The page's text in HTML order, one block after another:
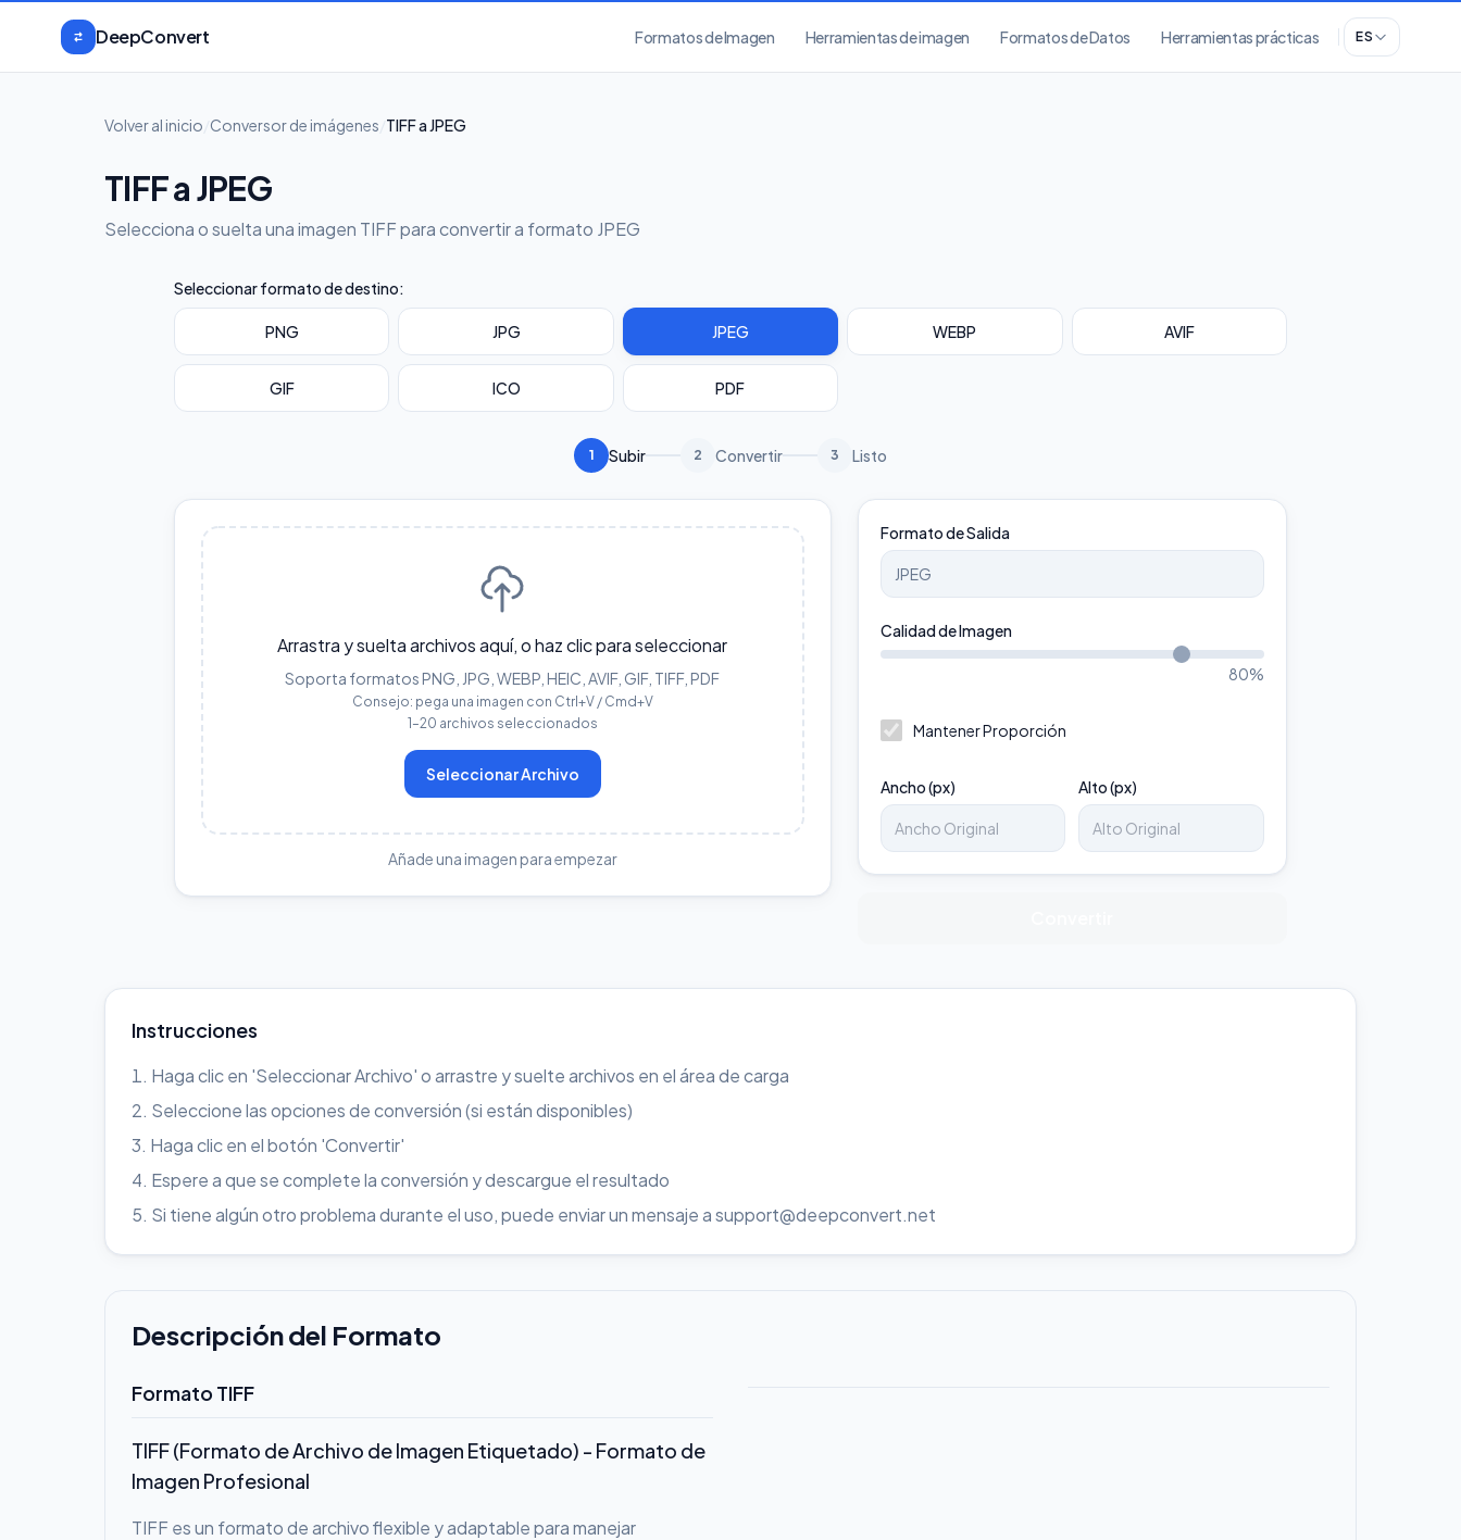
DeepConvert
Formatos de Imagen Herramientas de imagen Formatos de Datos Herramientas prácticas ES
Volver al inicio Conversor de imágenes TIFF a JPEG
TIFF a JPEG
Selecciona o suelta una imagen TIFF para convertir a formato JPEG
Seleccionar formato de destino:
PNG JPG JPEG WEBP AVIF
GIF ICO PDF
1 Subir 2 Convertir 3 Listo
Arrastra y suelta archivos aquí, o haz clic para seleccionar
Soporta formatos PNG, JPG, WEBP, HEIC, AVIF, GIF, TIFF, PDF
Consejo: pega una imagen con Ctrl+V / Cmd+V
1–20 archivos seleccionados
Seleccionar Archivo
Añade una imagen para empezar
Formato de Salida
Calidad de Imagen
80%
Mantener Proporción
Ancho (px) Alto (px)
Instrucciones
Haga clic en 'Seleccionar Archivo' o arrastre y suelte archivos en el área de carga
Seleccione las opciones de conversión (si están disponibles)
Haga clic en el botón 'Convertir'
Espere a que se complete la conversión y descargue el resultado
Si tiene algún otro problema durante el uso, puede enviar un mensaje a support@deepconvert.net
Descripción del Formato
Formato TIFF
TIFF (Formato de Archivo de Imagen Etiquetado) - Formato de
Imagen Profesional
TIFF es un formato de archivo flexible y adaptable para manejar